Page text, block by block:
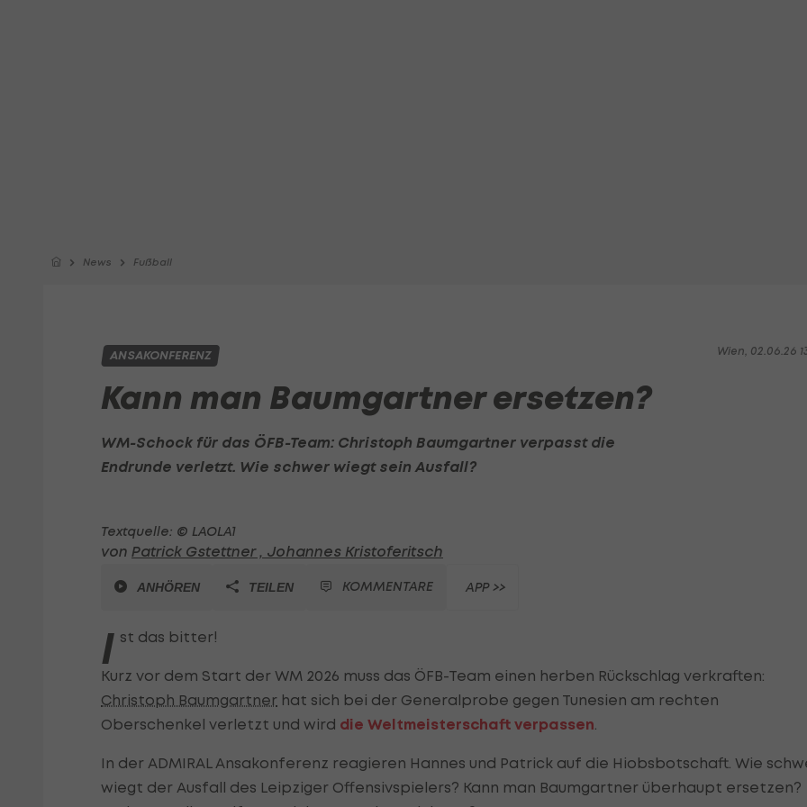
News Fußball
Wien, 02.06.26
ANSAKONFERENZ
Kann man Baumgartner ersetzen?
WM-Schock für das ÖFB-Team: Christoph Baumgartner verpasst die
Endrunde verletzt. Wie schwer wiegt sein Ausfall?
Textquelle: © LAOLA1
von Patrick Gstettner , Johannes Kristoferitsch
ANHÖREN TEILEN KOMMENTARE APP >>
I st das bitter!
Kurz vor dem Start der WM 2026 muss das ÖFB-Team einen herben Rückschlag verkraften:
Christoph Baumgartner hat sich bei der Generalprobe gegen Tunesien am rechten
Oberschenkel verletzt und wird die Weltmeisterschaft verpassen.
In der ADMIRAL Ansakonferenz reagieren Hannes und Patrick auf die Hiobsbotschaft. Wie
wiegt der Ausfall des Leipziger Offensivspielers? Kann man Baumgartner überhaupt ersetzen?